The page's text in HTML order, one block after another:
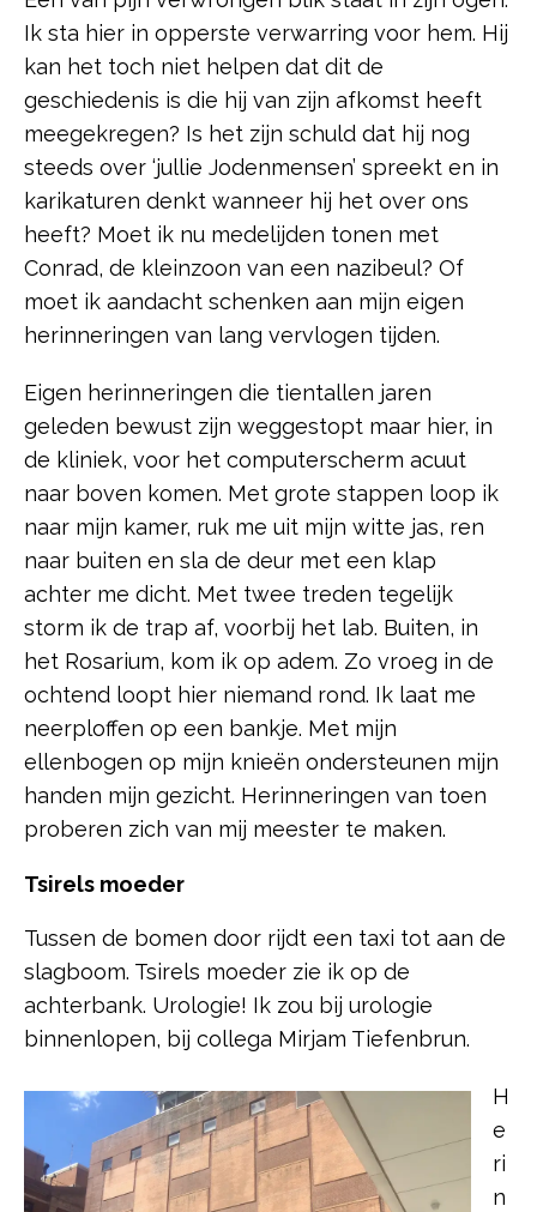
Ik sta hier in opperste verwarring voor hem. Hij
kan het toch niet helpen dat dit de
geschiedenis is die hij van zijn afkomst heeft
meegekregen? Is het zijn schuld dat hij nog
steeds over ‘jullie Jodenmensen’ spreekt en in
karikaturen denkt wanneer hij het over ons
heeft? Moet ik nu medelijden tonen met
Conrad, de kleinzoon van een nazibeul? Of
moet ik aandacht schenken aan mijn eigen
herinneringen van lang vervlogen tijden.
Eigen herinneringen die tientallen jaren
geleden bewust zijn weggestopt maar hier, in
de kliniek, voor het computerscherm acuut
naar boven komen. Met grote stappen loop ik
naar mijn kamer, ruk me uit mijn witte jas, ren
naar buiten en sla de deur met een klap
achter me dicht. Met twee treden tegelijk
storm ik de trap af, voorbij het lab. Buiten, in
het Rosarium, kom ik op adem. Zo vroeg in de
ochtend loopt hier niemand rond. Ik laat me
neerploffen op een bankje. Met mijn
ellenbogen op mijn knieën ondersteunen mijn
handen mijn gezicht. Herinneringen van toen
proberen zich van mij meester te maken.
Tsirels moeder
Tussen de bomen door rijdt een taxi tot aan de
slagboom. Tsirels moeder zie ik op de
achterbank. Urologie! Ik zou bij urologie
binnenlopen, bij collega Mirjam Tiefenbrun.
H
e
ri
n